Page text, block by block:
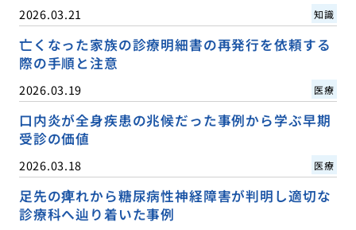
2026.03.21 知識
亡くなった家族の診療明細書の再発行を依頼する
際の手順と注意
2026.03.19 医療
口内炎が全身疾患の兆候だった事例から学ぶ早期
受診の価値
2026.03.18 医療
足先の痺れから糖尿病性神経障害が判明し適切な
診療科へ辿り着いた事例